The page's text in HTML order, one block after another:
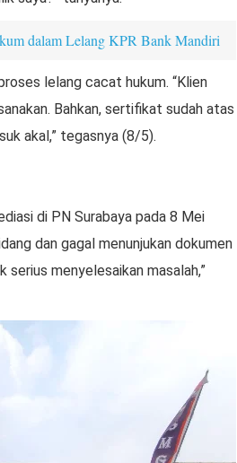
dalam Lelang KPR Bank Mandiri
lelang cacat hukum. “Klien
Bahkan, sertifikat sudah atas
akal,” tegasnya (8/5).
di PN Surabaya pada 8 Mei
dan gagal menunjukan dokumen
serius menyelesaikan masalah,”